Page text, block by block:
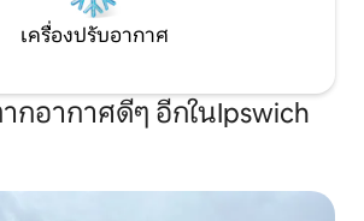
เครื่องปรับอากาศ
กอากาศดีๆ อีกในIpswich